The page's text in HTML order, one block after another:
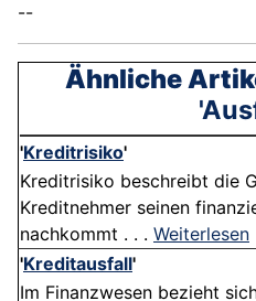
--
Ähnliche
'Kreditrisiko'
Kreditrisiko beschreibt die
Kreditnehmer seinen
nachkommt . . . Weiterlesen
'Kreditausfall'
Im Finanzwesen bezieht